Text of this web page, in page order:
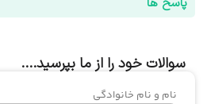
سوالات خود را از ما بپرسید....
نام و نام خانوادگی